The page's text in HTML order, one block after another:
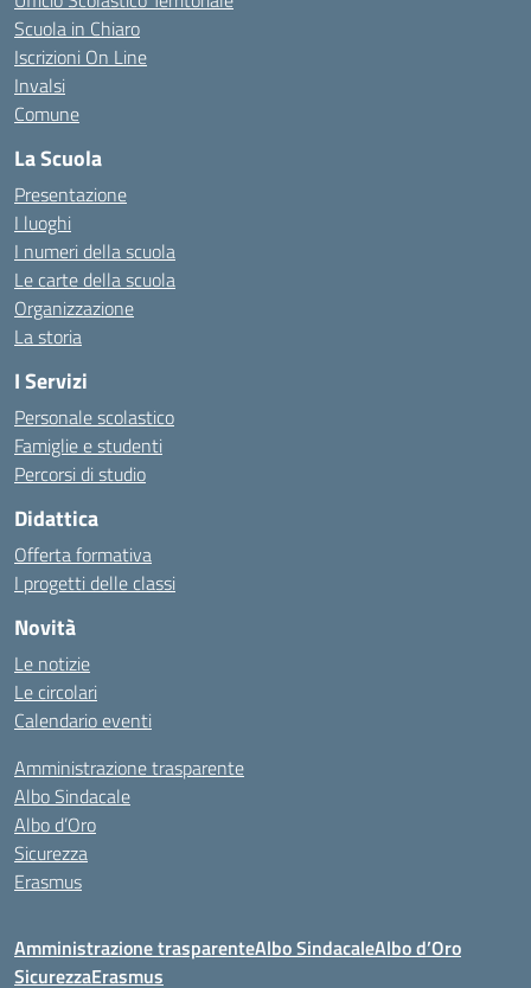
Scuola in Chiaro
Iscrizioni On Line
Invalsi
Comune
La Scuola
Presentazione
I luoghi
I numeri della scuola
Le carte della scuola
Organizzazione
La storia
I Servizi
Personale scolastico
Famiglie e studenti
Percorsi di studio
Didattica
Offerta formativa
I progetti delle classi
Novità
Le notizie
Le circolari
Calendario eventi
Amministrazione trasparente
Albo Sindacale
Albo d’Oro
Sicurezza
Erasmus
Amministrazione trasparenteAlbo SindacaleAlbo d’Oro
SicurezzaErasmus